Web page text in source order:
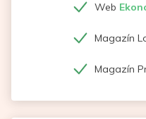
Web
Magazín
Magazín